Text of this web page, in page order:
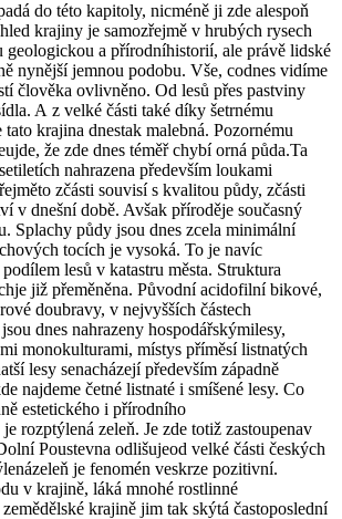
do této kapitoly, nicméně ji zde alespoň
krajiny je samozřejmě v hrubých rysech
a přírodníhistorií, ale právě lidské
nynější jemnou podobu. Vše, codnes vidíme
člověka ovlivněno. Od lesů přes pastviny
A z velké části také díky šetrnému
krajina dnestak malebná. Pozornému
že zde dnes téměř chybí orná půda.Ta
nahrazena především loukami
zčásti souvisí s kvalitou půdy, zčásti
v dnešní době. Avšak příroděje současný
Splachy půdy jsou dnes zcela minimální
tocích je vysoká. To je navíc
lesů v katastru města. Struktura
již přeměněna. Původní acidofilní bikové,
doubravy, v nejvyšších částech
dnes nahrazeny hospodářskýmilesy,
monokulturami, místys příměsí listnatých
lesy senacházejí především západně
najdeme četné listnaté i smíšené lesy. Co
estetického i přírodního
rozptýlená zeleň. Je zde totiž zastoupenav
Poustevna odlišujeod velké části českých
je fenomén veskrze pozitivní.
v krajině, láká mnohé rostlinné
krajině jim tak skýtá častoposlední